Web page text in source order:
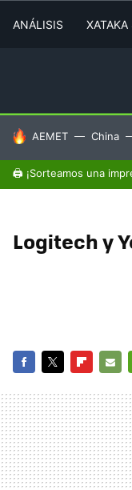
ANÁLISIS XATAKA
HOY SE HABLA DE
AEMET China
🖨️ ¡Sorteamos una
Logitech y
MAIL